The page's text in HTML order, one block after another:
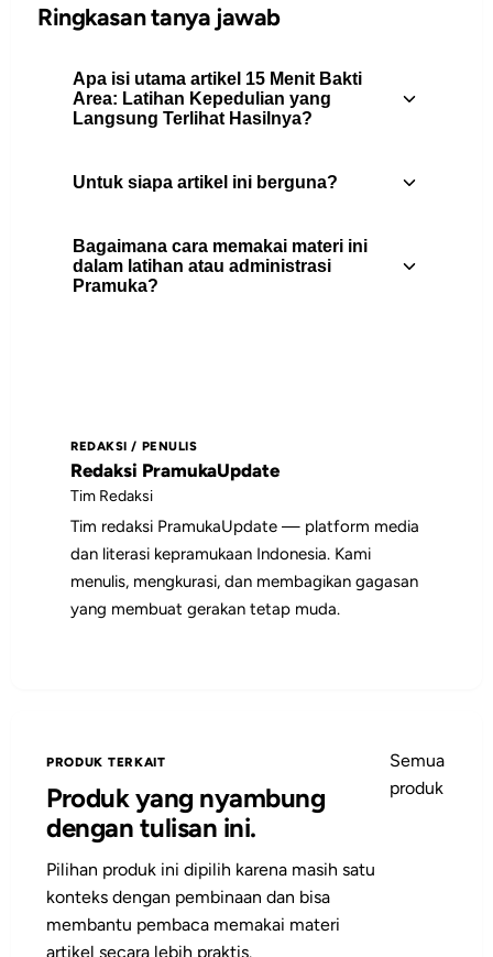
Ringkasan tanya jawab
Apa isi utama artikel 15 Menit Bakti
Area: Latihan Kepedulian yang
Langsung Terlihat Hasilnya?
kerja sama, dan membuat lingkungan
sekolah lebih rapi secara nyata.
Untuk siapa artikel ini berguna?
Artikel ini berguna untuk pembina
Pramuka, peserta didik, pengurus gugus
Bagaimana cara memakai materi ini
dalam latihan atau administrasi
Pramuka?
catatan pembinaan, atau rujukan saat
menyiapkan kegiatan.
REDAKSI / PENULIS
Redaksi PramukaUpdate
Tim Redaksi
Tim redaksi PramukaUpdate — platform media
dan literasi kepramukaan Indonesia. Kami
menulis, mengkurasi, dan membagikan gagasan
yang membuat gerakan tetap muda.
PRODUK TERKAIT
Produk yang nyambung
dengan tulisan ini.
Pilihan produk ini dipilih karena masih satu
konteks dengan pembinaan dan bisa
membantu pembaca memakai materi
artikel secara lebih praktis.
Semua
produk